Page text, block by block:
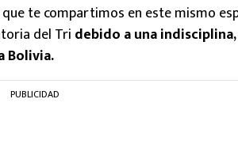
te compartimos en este mismo
del Tri debido a una
Bolivia.
PUBLICIDAD